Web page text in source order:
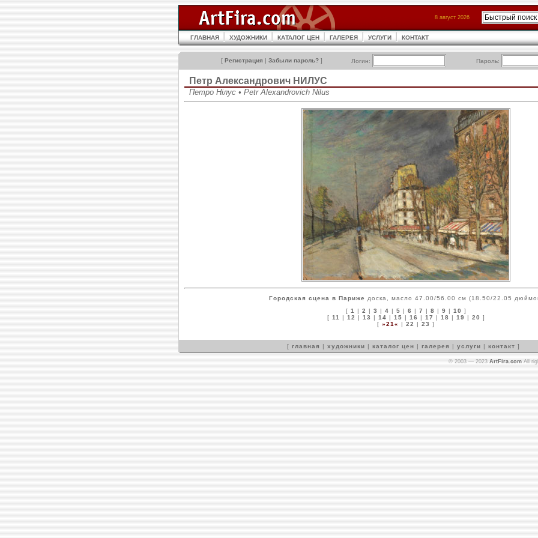
8 август 2026
ГЛАВНАЯ ХУДОЖНИКИ КАТАЛОГ ЦЕН ГАЛЕРЕЯ УСЛУГИ КОНТАКТ
[ Регистрация | Забыли пароль? ] Логин: Пароль:
Петр Александрович НИЛУС
Петро Нілус • Petr Alexandrovich Nilus
Городская сцена в Париже
доска, масло 47.00/56.00 см (18.50/22.05
[ 1 | 2 | 3 | 4 | 5 | 6 | 7 | 8 | 9 | 10 ]
[ 11 | 12 | 13 | 14 | 15 | 16 | 17 | 18 | 19 | 20 ]
[ »21« | 22 | 23 ]
[ главная | художники | каталог цен | галерея | услуги | контакт ]
© 2003 — 2023 ArtFira.com All